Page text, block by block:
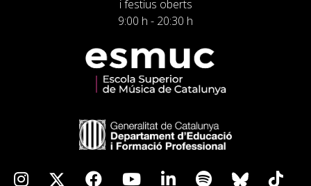
i festius oberts
9:00 h - 20:30 h